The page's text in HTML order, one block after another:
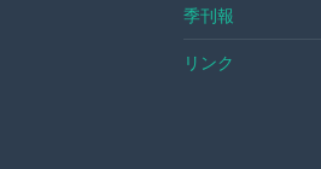
季刊報
リンク